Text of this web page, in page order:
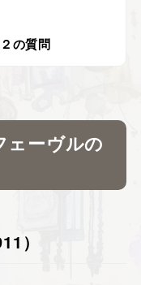
の質問
ェーヴルの
）